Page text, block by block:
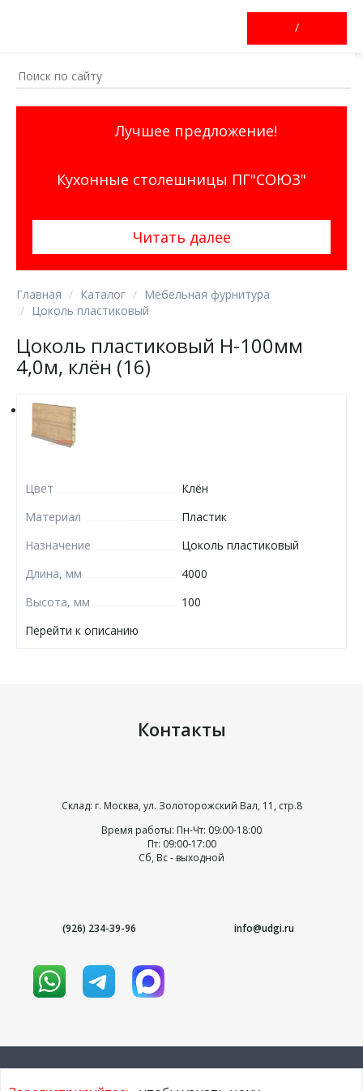
/
Лучшее предложение!
Кухонные столешницы ПГ"СОЮЗ"
Читать далее
Главная Каталог
Мебельная фурнитура
Цоколь пластиковый
Цоколь пластиковый H-100мм
4,0м, клён (16)
Цвет
Клён
Материал
Пластик
Назначение
Цоколь пластиковый
Длина, мм
4000
Высота, мм
100
Перейти к описанию
Контакты
Склад: г. Москва, ул. Золоторожский Вал, 11, стр.8
Время работы: Пн-Чт: 09:00-18:00
Пт: 09:00-17:00
Сб, Вс - выходной
(926) 234-39-96 info@udgi.ru